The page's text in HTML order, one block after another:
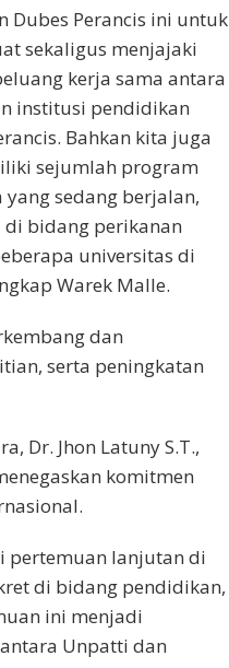
Dubes Perancis ini untuk
sekaligus menjajaki
kerja sama antara
institusi pendidikan
Bahkan kita juga
sejumlah program
yang sedang berjalan,
di bidang perikanan
universitas di
Warek Malle.
dan
serta peningkatan
Dr. Jhon Latuny S.T.,
komitmen
pertemuan lanjutan di
di bidang pendidikan,
ini menjadi
Unpatti dan